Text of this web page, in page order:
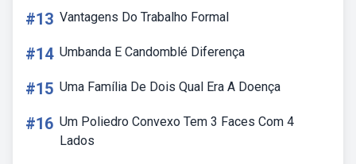
#13 Vantagens Do Trabalho Formal
#14 Umbanda E Candomblé Diferença
#15 Uma Família De Dois Qual Era A Doença
#16 Um Poliedro Convexo Tem 3 Faces Com 4
Lados